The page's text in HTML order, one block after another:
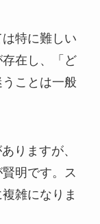
特に難しい
在し、「ど
ことは一般
りますが、
明です。ス
雑になりま